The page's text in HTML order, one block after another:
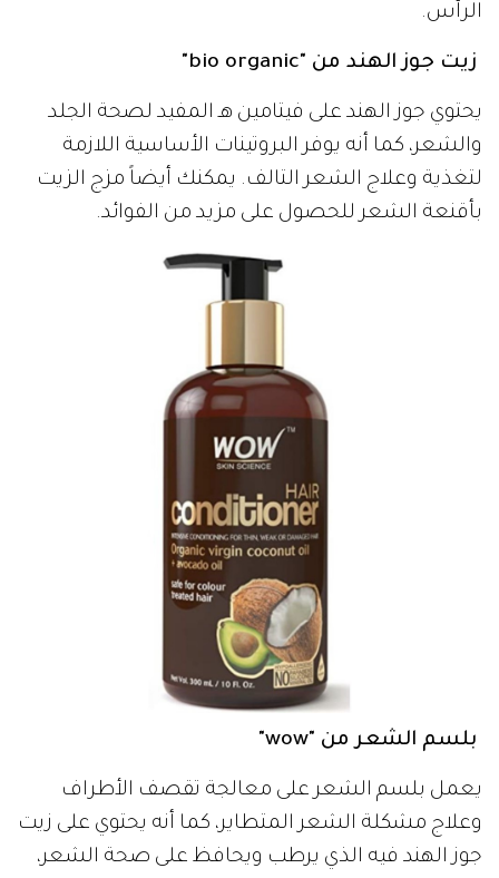
الرأس.
زيت جوز الهند من "bio organic"
يحتوي جوز الهند على فيتامين هـ المفيد لصحة الجلد
والشعر، كما أنه يوفر البروتينات الأساسية اللازمة
لتغذية وعلاج الشعر التالف. يمكنك أيضاً مزج الزيت
بأقنعة الشعر للحصول على مزيد من الفوائد.
بلسم الشعر من "wow"
يعمل بلسم الشعر على معالجة تقصف الأطراف
وعلاج مشكلة الشعر المتطاير، كما أنه يحتوي على زيت
جوز الهند فيه الذي يرطب ويحافظ على صحة الشعر،